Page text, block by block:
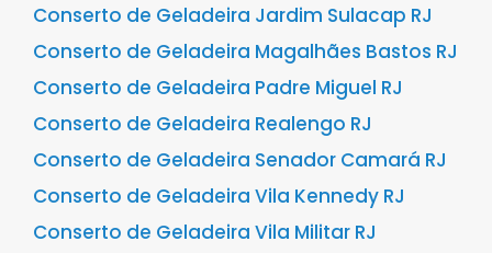
Conserto de Geladeira Jardim Sulacap RJ
Conserto de Geladeira Magalhães Bastos RJ
Conserto de Geladeira Padre Miguel RJ
Conserto de Geladeira Realengo RJ
Conserto de Geladeira Senador Camará RJ
Conserto de Geladeira Vila Kennedy RJ
Conserto de Geladeira Vila Militar RJ